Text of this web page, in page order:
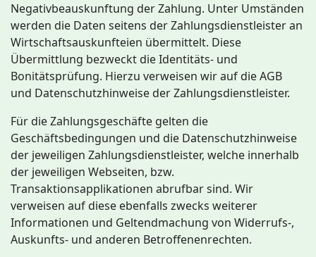
Negativbeauskunftung der Zahlung. Unter Umständen
werden die Daten seitens der Zahlungsdienstleister an
Wirtschaftsauskunfteien übermittelt. Diese
Übermittlung bezweckt die Identitäts- und
Bonitätsprüfung. Hierzu verweisen wir auf die AGB
und Datenschutzhinweise der Zahlungsdienstleister.
Für die Zahlungsgeschäfte gelten die
Geschäftsbedingungen und die Datenschutzhinweise
der jeweiligen Zahlungsdienstleister, welche innerhalb
der jeweiligen Webseiten, bzw.
Transaktionsapplikationen abrufbar sind. Wir
verweisen auf diese ebenfalls zwecks weiterer
Informationen und Geltendmachung von Widerrufs-,
Auskunfts- und anderen Betroffenenrechten.